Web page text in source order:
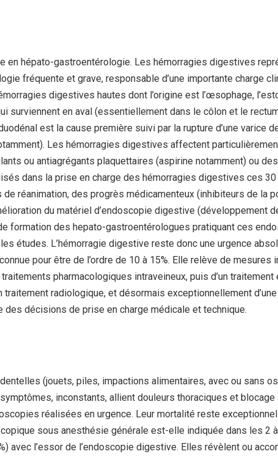
en hépato-gastroentérologie. Les hémorragies digestives
fréquente et grave, responsable d’une importante charge
digestives hautes dont l’origine est l’œsophage,
surviennent en aval (essentiellement dans le côlon et le
est la cause première suivi par la rupture d’une varice
Les hémorragies digestives affectent
ou antiagrégants plaquettaires (aspirine notamment) ou
dans la prise en charge des hémorragies digestives ces
de réanimation, des progrès médicamenteux (inhibiteurs de la
du matériel d’endoscopie digestive (développement
formation des hepato-gastroentérologues pratiquant ces
études. L’hémorragie digestive reste donc une urgence
pour être de l’ordre de 10 à 15%. Elle relève de mesures
pharmacologiques intraveineux, puis d’un
traitement radiologique, et désormais exceptionnellement
décisions de prise en charge médicale et technique.
(jouets, piles, impactions alimentaires, avec ou sans
inconstants, allient douleurs thoraciques et
réalisées en urgence. Leur mortalité reste
sous anesthésie générale est-elle indiquée dans les 2
avec l’essor de l’endoscopie digestive. Elles révèlent ou